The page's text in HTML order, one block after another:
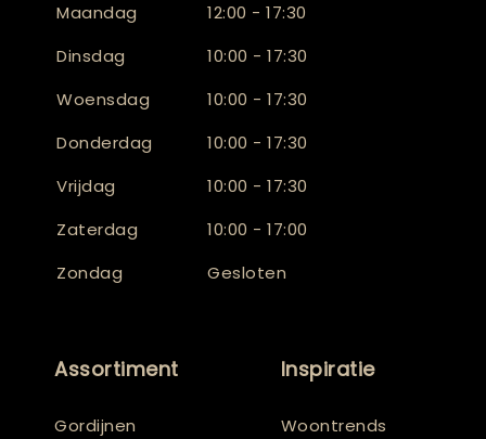
Maandag
12:00 - 17:30
Dinsdag
10:00 - 17:30
Woensdag
10:00 - 17:30
Donderdag
10:00 - 17:30
Vrijdag
10:00 - 17:30
Zaterdag
10:00 - 17:00
Zondag
Gesloten
Assortiment
Gordijnen
Inspiratie
Woontrends